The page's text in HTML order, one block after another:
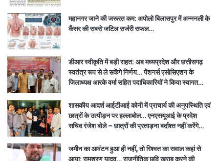
महानगर जाने की जरूरत कम: अपोलो बिलासपुर में अन्ननली के
कैंसर की सबसे जटिल सर्जरी सफल…
डीआर स्वीकृति में बड़ी राहत: अब मध्यप्रदेश और छत्तीसगढ़
स्वतंत्र रूप से ले सकेंगे निर्णय… पेंशनर्स एसोसिएशन के
जिलाध्यक्ष आरके वर्मा सहित पदाधिकारियों ने किया स्वागत…
शासकीय आदर्श आईटीआई कोनी में प्राचार्य की अनुपस्थिति एवं
छात्रों के उत्पीड़न पर हल्लाबोल… एनएसयूआई के प्रदेश
सचिव रंजेश बोले – छात्रों की प्रताड़ना बर्दाश्त नहीं करेंगे…
जमीन का आवंटन हुआ ही नहीं, तो रिश्वत का सवाल कहां से
आया: रामशरण यादव… राजनीतिक छवि खराब करने की